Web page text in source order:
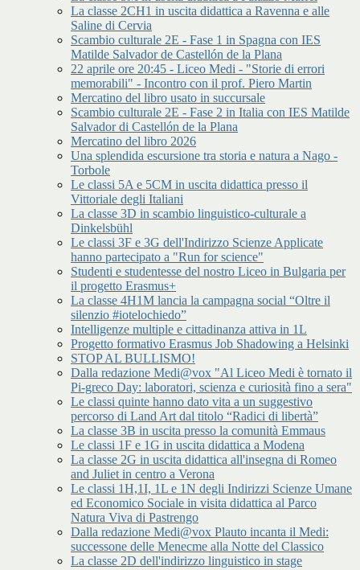
La classe 2CH1 in uscita didattica a Ravenna e alle
Saline di Cervia
Scambio culturale 2E - Fase 1 in Spagna con IES
Matilde Salvador de Castellón de la Plana
22 aprile ore 20:45 - Liceo Medi - "Storie di errori
memorabili" - Incontro con il prof. Piero Martin
Mercatino del libro usato in succursale
Scambio culturale 2E - Fase 2 in Italia con IES Matilde
Salvador di Castellón de la Plana
Mercatino del libro 2026
Una splendida escursione tra storia e natura a Nago -
Torbole
Le classi 5A e 5CM in uscita didattica presso il
Vittoriale degli Italiani
La classe 3D in scambio linguistico-culturale a
Dinkelsbühl
Le classi 3F e 3G dell'Indirizzo Scienze Applicate
hanno partecipato a "Run for science"
Studenti e studentesse del nostro Liceo in Bulgaria per
il progetto Erasmus+
La classe 4H1M lancia la campagna social “Oltre il
silenzio #iotelochiedo”
Intelligenze multiple e cittadinanza attiva in 1L
Progetto formativo Erasmus Job Shadowing a Helsinki
STOP AL BULLISMO!
Dalla redazione Medi@vox "Al Liceo Medi è tornato il
Pi-greco Day: laboratori, scienza e curiosità fino a sera"
Le classi quinte hanno dato vita a un suggestivo
percorso di Land Art dal titolo “Radici di libertà”
La classe 3B in uscita presso la comunità Emmaus
Le classi 1F e 1G in uscita didattica a Modena
La classe 2G in uscita didattica all'insegna di Romeo
and Juliet in centro a Verona
Le classi 1H,1I, 1L e 1N degli Indirizzi Scienze Umane
ed Economico Sociale in visita didattica al Parco
Natura Viva di Pastrengo
Dalla redazione Medi@vox Plauto incanta il Medi:
successone delle Menecme alla Notte del Classico
La classe 2D dell'indirizzo linguistico in stage